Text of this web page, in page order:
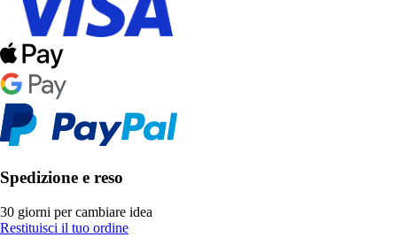
Spedizione e reso
30 giorni per cambiare idea
Restituisci il tuo ordine